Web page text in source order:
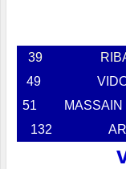
39
49
51
132